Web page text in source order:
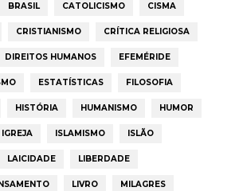
BRASIL CATOLICISMO CISMA
CRISTIANISMO CRÍTICA RELIGIOSA
DIREITOS HUMANOS EFEMÉRIDE
ESTATÍSTICAS FILOSOFIA
HISTÓRIA HUMANISMO HUMOR
IGREJA ISLAMISMO ISLÃO
LAICIDADE LIBERDADE
LIVRO MILAGRES